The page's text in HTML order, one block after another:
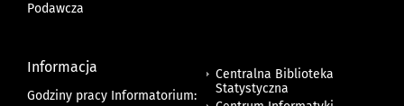
Podawcza
Informacja
Godziny pracy Informatorium:
Centralna Biblioteka
Statystyczna